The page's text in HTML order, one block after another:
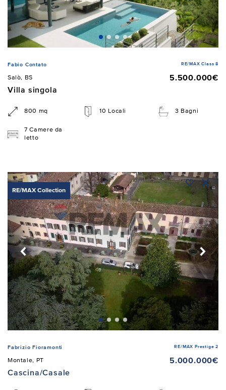
Fabio Contato RE/MAX Class 8
Salò, BS
5.500.000€
Villa singola
800 mq 10 Locali 3 Bagni
7 Camere da
letto
RE/MAX Collection
Fabrizio Fioramonti RE/MAX Prestige 2
Montale, PT
5.000.000€
Cascina/Casale